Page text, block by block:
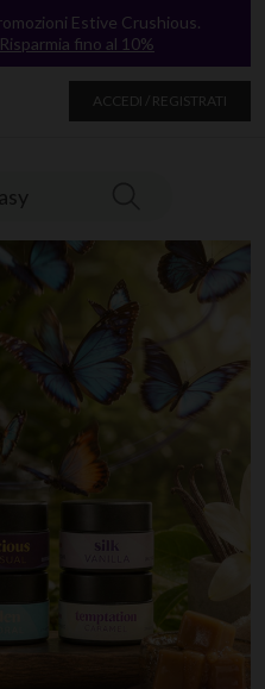
Estive Crushious.
Risparmia fino al 10%
ACCEDI / REGISTRATI